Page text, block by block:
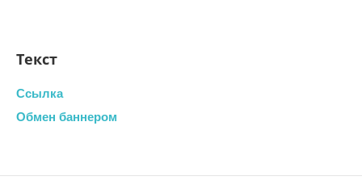
Текст
Ссылка
Обмен баннером